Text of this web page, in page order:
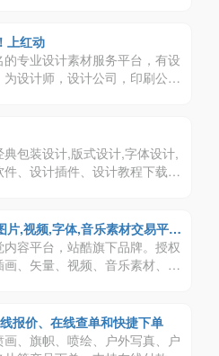
上红动
专业设计素材服务平台，有设
设计师，设计公司，印刷公司
包装设计,版式设计,字体设计,
、设计插件、设计教程下载,
片,视频,字体,音乐素材交易平台
容平台，站酷旗下品牌。授权
、矢量、视频、音乐素材、字
高效、优质的视觉创意解决方
报价、在线查单和快捷下单
、旗帜、喷绘、户外写真、户